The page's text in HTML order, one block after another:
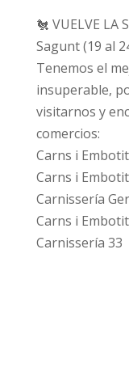
🐔 VUELVE LA
Sagunt (19 al
Tenemos el
insuperable,
visitarnos y
comercios:
Carns i
Carns i
Carnissería
Carns i
Carnissería 33